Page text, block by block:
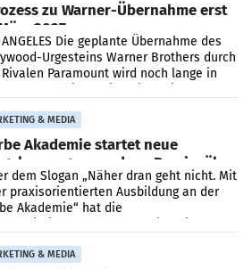
zu Warner-Übernahme erst
2027
ANGELES Die geplante Übernahme des
Urgesteins Warner Brothers durch
Paramount wird noch lange in
& MEDIA
Akademie startet neue
rund um Praxisnähe
dem Slogan „Näher dran geht nicht. Mit
praxisorientierten Ausbildung an der
Akademie“ hat die
& MEDIA